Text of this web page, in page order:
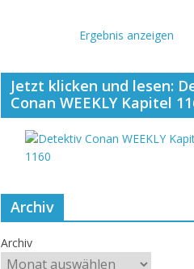
Ergebnis anzeigen
Jetzt klicken und lesen:
Conan WEEKLY Kapitel
Archiv
Archiv